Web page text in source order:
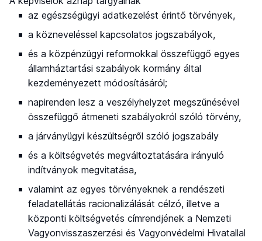
az egészségügyi adatkezelést érintő törvények,
a közneveléssel kapcsolatos jogszabályok,
és a közpénzügyi reformokkal összefüggő egyes
államháztartási szabályok kormány által
kezdeményezett módosításáról;
napirenden lesz a veszélyhelyzet megszűnésével
összefüggő átmeneti szabályokról szóló törvény,
a járványügyi készültségről szóló jogszabály
és a költségvetés megváltoztatására irányuló
indítványok megvitatása,
valamint az egyes törvényeknek a rendészeti
feladatellátás racionalizálását célzó, illetve a
központi költségvetés címrendjének a Nemzeti
Vagyonvisszaszerzési és Vagyonvédelmi Hivatallal